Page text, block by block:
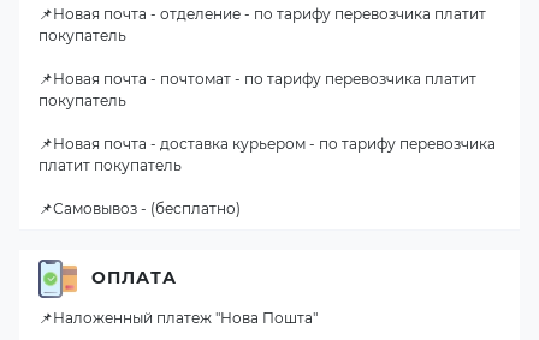
📌Новая почта - отделение - по тарифу перевозчика платит
покупатель
📌Новая почта - почтомат - по тарифу перевозчика платит
покупатель
📌Новая почта - доставка курьером - по тарифу перевозчика
платит покупатель
📌Самовывоз - (бесплатно)
ОПЛАТА
📌Наложенный платеж "Нова Пошта"